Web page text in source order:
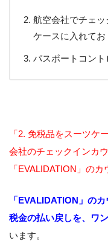
航空会社でチェ
ケースに入れてお
パスポートコント
「2. 免税品をスーツケ
会社のチェックインカ
「EVALIDATION」の
「EVALIDATION」の
税金の払い戻しを、ワ
います。